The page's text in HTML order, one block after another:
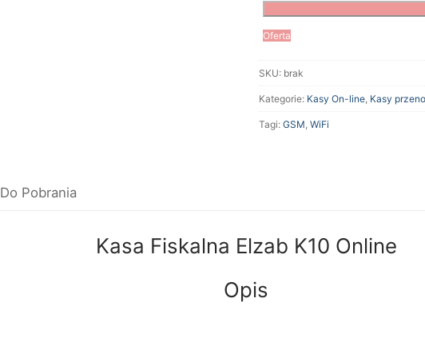
Oferta
SKU: brak
Kategorie: Kasy On-line Kasy
Tagi: GSM WiFi
Do Pobrania
Kasa Fiskalna Elzab K10 Online
Opis